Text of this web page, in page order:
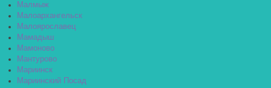
Малмыж
Малоархангельск
Малоярославец
Мамадыш
Мамоново
Мантурово
Мариинск
Мариинский Посад